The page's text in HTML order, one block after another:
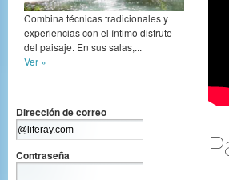
Combina técnicas tradicionales y
experiencias con el íntimo disfrute
del paisaje. En sus salas,...
Ver »
Dirección de correo
Contraseña